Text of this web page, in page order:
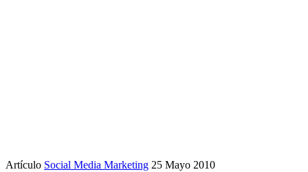
Artículo Social Media Marketing 25 Mayo 2010